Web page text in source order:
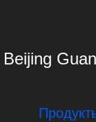
Beijing